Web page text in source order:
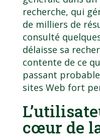
recherche, qui
de milliers de
consulté
délaisse sa
contente de ce
passant
sites Web fort
cœur de